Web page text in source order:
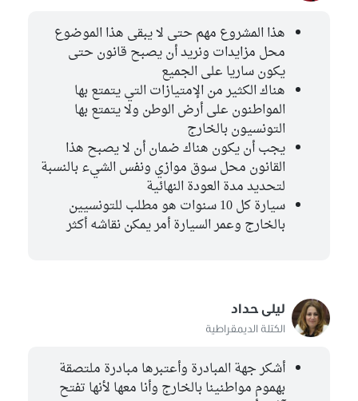
هذا المشروع مهم حتى لا يبقى هذا الموضوع
محل مزايدات ونريد أن يصبح قانون حتى
يكون ساريا على الجميع
هناك الكثير من الإمتيازات التي يتمتع بها
المواطنون على أرض الوطن ولا يتمتع بها
التونسيون بالخارج
يجب أن يكون هناك ضمان أن لا يصبح هذا
القانون محل سوق موازي ونفس الشيء بالنسبة
لتحديد مدة العودة النهائية
سيارة كل 10 سنوات هو مطلب للتونسيين
بالخارج وعمر السيارة أمر يمكن نقاشه أكثر
ليلى حداد
الكتلة الديمقراطية
أشكر جهة المبادرة وأعتبرها مبادرة ملتصقة
بهموم مواطنينا بالخارج وأنا معها لأنها تفتح